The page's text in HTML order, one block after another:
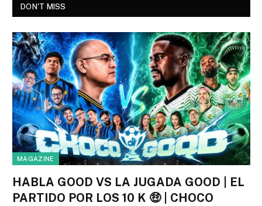
DON'T MISS
MAGAZINE
HABLA GOOD VS LA JUGADA GOOD | EL
PARTIDO POR LOS 10 K 🤑 | CHOCO